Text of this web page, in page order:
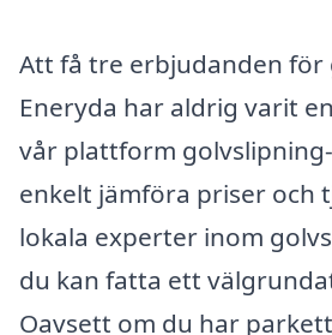
Att få tre erbjudanden för
Eneryda har aldrig varit
vår plattform
enkelt jämföra priser och
lokala experter inom
du kan fatta ett
Oavsett om du har